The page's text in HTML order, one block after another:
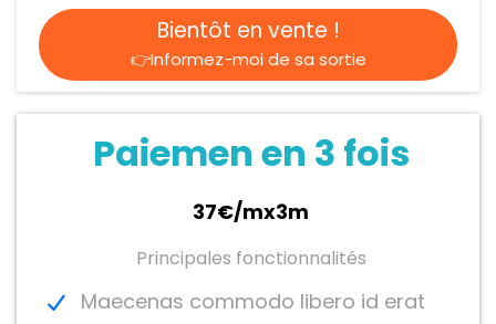
Bientôt en vente !
👉Informez-moi de sa sortie
Paiemen en 3 fois
37€/mx3m
Principales fonctionnalités
Maecenas commodo libero id erat